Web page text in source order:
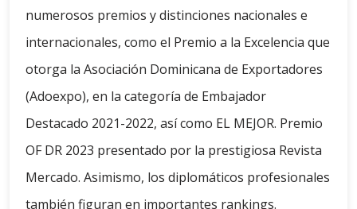
numerosos premios y distinciones nacionales e
internacionales, como el Premio a la Excelencia que
otorga la Asociación Dominicana de Exportadores
(Adoexpo), en la categoría de Embajador
Destacado 2021-2022, así como EL MEJOR. Premio
OF DR 2023 presentado por la prestigiosa Revista
Mercado. Asimismo, los diplomáticos profesionales
también figuran en importantes rankings.